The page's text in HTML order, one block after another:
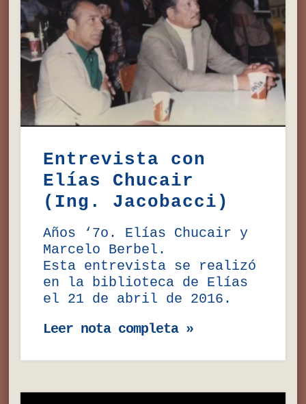
Entrevista con
Elías Chucair
(Ing. Jacobacci)
Años ‘7o. Elías Chucair y
Marcelo Berbel.
Esta entrevista se realizó
en la biblioteca de Elías
el 21 de abril de 2016.
Leer nota completa »